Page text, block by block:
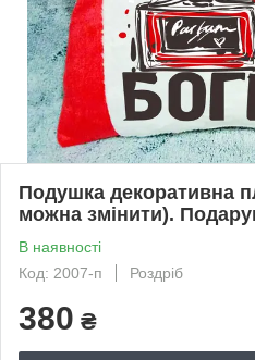
Подушка декоративна
можна змінити).
В наявності
Код: 2007-п
Роздріб
380 ₴